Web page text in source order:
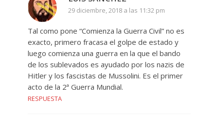
29 diciembre, 2018 a las 11:32 pm
Tal como pone “Comienza la Guerra Civil” no es
exacto, primero fracasa el golpe de estado y
luego comienza una guerra en la que el bando
de los sublevados es ayudado por los nazis de
Hitler y los fascistas de Mussolini. Es el primer
acto de la 2ª Guerra Mundial.
RESPUESTA